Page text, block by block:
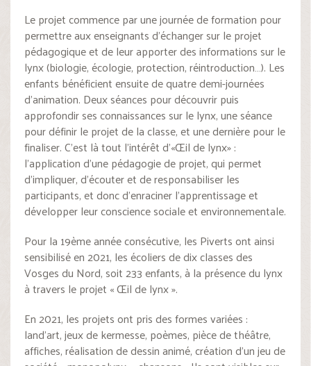
Le projet commence par une journée de formation pour
permettre aux enseignants d’échanger sur le projet
pédagogique et de leur apporter des informations sur le
lynx (biologie, écologie, protection, réintroduction…). Les
enfants bénéficient ensuite de quatre demi-journées
d’animation. Deux séances pour découvrir puis
approfondir ses connaissances sur le lynx, une séance
pour définir le projet de la classe, et une dernière pour le
finaliser. C’est là tout l’intérêt d’«Œil de lynx» :
l’application d’une pédagogie de projet, qui permet
d’impliquer, d’écouter et de responsabiliser les
participants, et donc d’enraciner l’apprentissage et
développer leur conscience sociale et environnementale.
Pour la 19ème année consécutive, les Piverts ont ainsi
sensibilisé en 2021, les écoliers de dix classes des
Vosges du Nord, soit 233 enfants, à la présence du lynx
à travers le projet « Œil de lynx ».
En 2021, les projets ont pris des formes variées :
land’art, jeux de kermesse, poèmes, pièce de théâtre,
affiches, réalisation de dessin animé, création d’un jeu de